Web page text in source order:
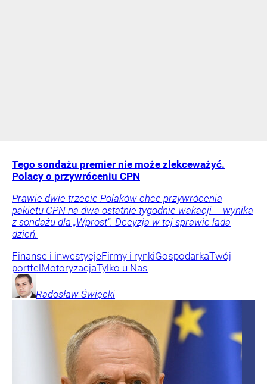
Tego sondażu premier nie może zlekceważyć.
Polacy o przywróceniu CPN
Prawie dwie trzecie Polaków chce przywrócenia
pakietu CPN na dwa ostatnie tygodnie wakacji – wynika
z sondażu dla „Wprost”. Decyzja w tej sprawie lada
dzień.
Finanse i inwestycjeFirmy i rynkiGospodarkaTwój
portfel MotoryzacjaTylko u Nas
Radosław Święcki